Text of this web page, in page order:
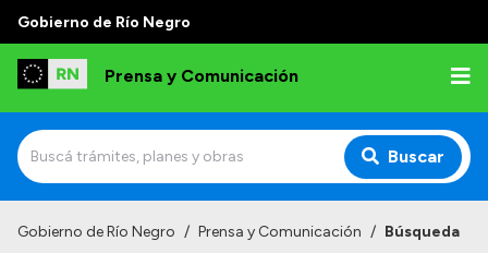
Gobierno de Río Negro
Prensa y Comunicación
Buscar
Gobierno de Río Negro / Prensa y Comunicación / Búsqueda